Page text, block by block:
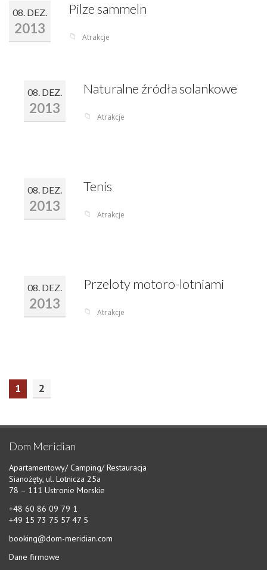
08. DEZ.
2013
Pilze sammeln
📁 Atrakcje
08. DEZ.
2013
Naturalne źródła solankowe
📁 Atrakcje
08. DEZ.
2013
Tenis
📁 Atrakcje
08. DEZ.
2013
Przeloty motoro-lotniami
📁 Atrakcje
1 2
Dom Meridian
Apartamentowy/ Camping/ Restauracja
Sianożęty, ul. Lotnicza 25a
78 – 111 Ustronie Morskie
+48 60 86 09 79 1
+49 15 73 75 57 47 5
booking@dom-meridian.com
Dane firmowe